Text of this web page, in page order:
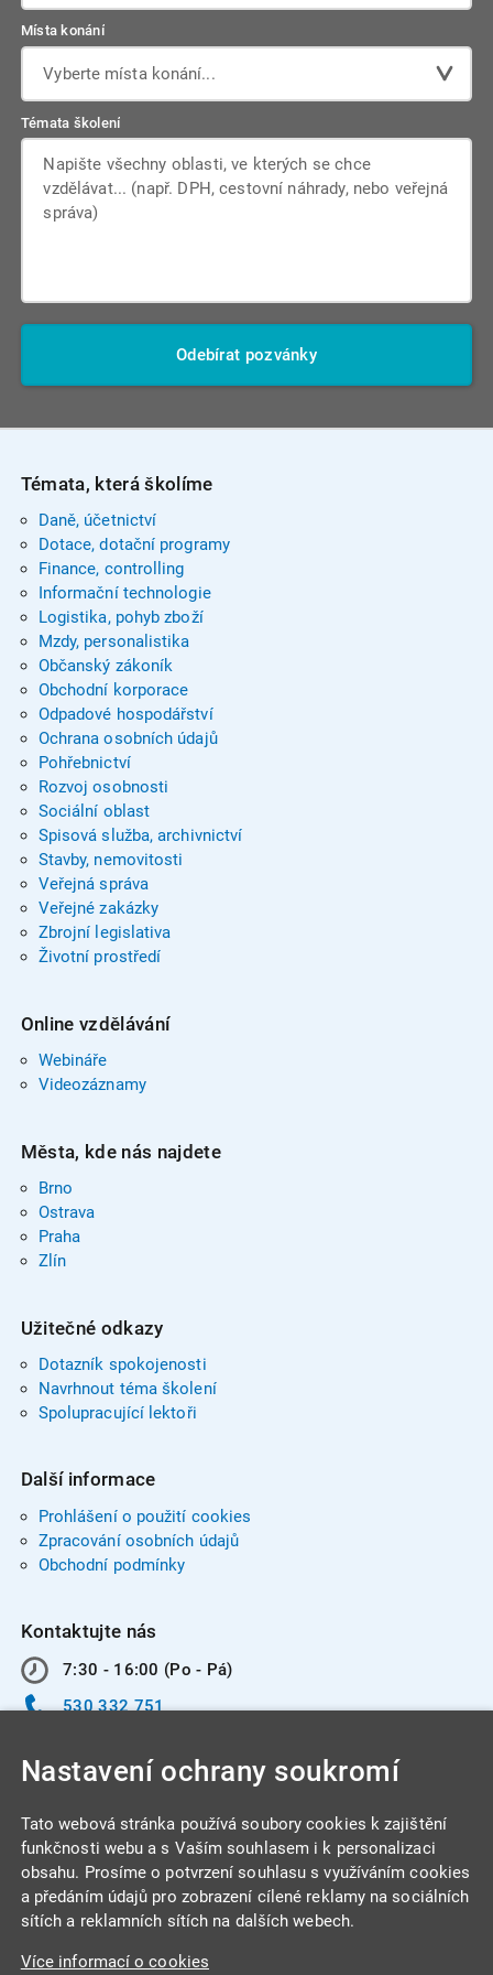
Místa konání
Vyberte místa konání...
Témata školení
Odebírat pozvánky
Témata, která školíme
Daně, účetnictví
Dotace, dotační programy
Finance, controlling
Informační technologie
Logistika, pohyb zboží
Mzdy, personalistika
Občanský zákoník
Obchodní korporace
Odpadové hospodářství
Ochrana osobních údajů
Pohřebnictví
Rozvoj osobnosti
Sociální oblast
Spisová služba, archivnictví
Stavby, nemovitosti
Veřejná správa
Veřejné zakázky
Zbrojní legislativa
Životní prostředí
Online vzdělávání
Webináře
Videozáznamy
Města, kde nás najdete
Brno
Ostrava
Praha
Zlín
Užitečné odkazy
Dotazník spokojenosti
Navrhnout téma školení
Spolupracující lektoři
Další informace
Prohlášení o použití cookies
Zpracování osobních údajů
Obchodní podmínky
Kontaktujte nás
7:30 - 16:00 (Po - Pá)
530 332 751
INTEGRA CENTRUM s.r.o.
Jabloňová 662/7
Nastavení ochrany soukromí
Tato webová stránka používá soubory cookies k zajištění
funkčnosti webu a s Vaším souhlasem i k personalizaci
obsahu. Prosíme o potvrzení souhlasu s využíváním cookies
a předáním údajů pro zobrazení cílené reklamy na sociálních
sítích a reklamních sítích na dalších webech.
Více informací o cookies